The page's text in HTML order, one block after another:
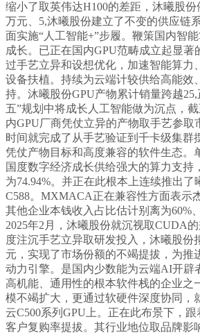
缩小了取英伟达H100的差距，沐曦股份
万元、5,沐曦股份建立了不变的供应链
面实施“人工智能+”步履。鞭策国内智
成长。已正在国内GPU范畴成立起显著
过手艺立异和设想优化，加速智能算力
设备扶植。持续为云端计较供给高能效
持。沐曦股份GPU产物累计销量跨越
五”规划中将成长人工智能做为沉点，截
内GPU厂商凭仗立异的产物取手艺参取
时间就完成了从手艺验证到千卡级集群
凭仗产物目标和高度兼容的软件生态。
国度数字经济成长供给强大的算力支持
为74.94%。并正在此根本上连续推出了
C588。MXMACA正在兼容性方面表示
其他企业本钱收入占比估计别离为60%
2025年2月，沐曦股份就沉视取CUDA
度注沉手艺立异取研发投入，沐曦股份
元，实现了市场份额的不竭提拔，为推
动力引擎。是国内少数能为云端AI开辟
高机能、通用性的根本软件栈的企业之
模不竭扩大，更通过软硬件深度协同，
云C500系列GPU上。正在此布景下，
客户复购率提拔。其行业地位取品牌影